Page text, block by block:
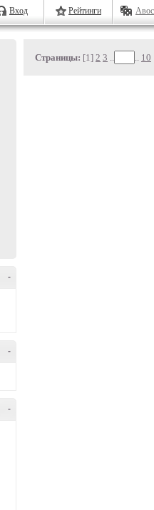
Вход Рейтинги
-
-
-
Страницы: [1] 2 3 .. .. 10